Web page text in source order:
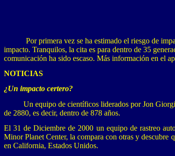
Por primera vez se ha estimado el riesgo de
impacto. Tranquilos, la cita es para dentro de 35
comunicación ha sido escaso. Más información en el
NOTICIAS
¿Un impacto certero?
Un equipo de científicos liderados por Jon
de 2880, es decir, dentro de 878 años.
El 31 de Diciembre de 2000 un equipo de rastreo
Minor Planet Center, la compara con otras y descubre
en California, Estados Unidos.